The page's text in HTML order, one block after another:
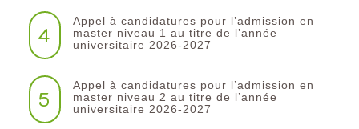
4
Appel à candidatures pour l’admission en
master niveau 1 au titre de l’année
universitaire 2026-2027
5
Appel à candidatures pour l’admission en
master niveau 2 au titre de l’année
universitaire 2026-2027